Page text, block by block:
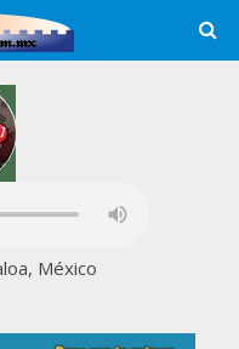
México